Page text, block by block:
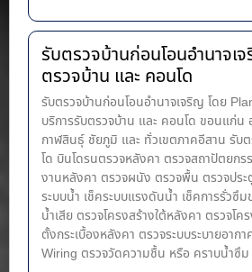
รับตรวจบ้านก่อนโอนอำนาจเ
ตรวจบ้าน และ คอนโด
รับตรวจบ้านก่อนโอนอำนาจเจริญ โดย
บริการรับตรวจบ้าน และ คอนโด ขอนแก่น
กาฬสินธุ์ ชัยภูมิ และ ทั่วเขตภาคอีสาน รับ
โด บินโดรนตรวจหลังคา ตรวจสถาปัตยกร
งานหลังคา ตรวจผนัง ตรวจพื้น ตรวจปร
ระบบน้ำ เช็คระบบแรงดันน้ำ เช็คการรั่วซึ
น้ำ​เสีย ตรวจโครงสร้างใต้หลังคา ตรวจโ
ตั้งกระเบื้องหลังคา ตรวจระบบระบายอาก
Wiring ตรวจวัดความชื้น หรือ คราบน้ำซึม